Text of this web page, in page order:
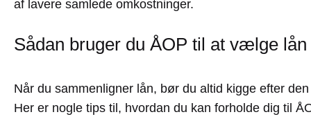
af lavere samlede omkostninger.
Sådan bruger du ÅOP til at vælge lån
Når du sammenligner lån, bør du altid kigge efter
Her er nogle tips til, hvordan du kan forholde dig til